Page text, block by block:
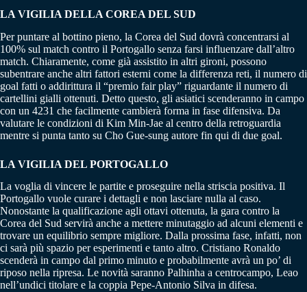
LA VIGILIA DELLA COREA DEL SUD
Per puntare al bottino pieno, la Corea del Sud dovrà concentrarsi al
100% sul match contro il Portogallo senza farsi influenzare dall’altro
match. Chiaramente, come già assistito in altri gironi, possono
subentrare anche altri fattori esterni come la differenza reti, il numero di
goal fatti o addirittura il “premio fair play” riguardante il numero di
cartellini gialli ottenuti. Detto questo, gli asiatici scenderanno in campo
con un 4231 che facilmente cambierà forma in fase difensiva. Da
valutare le condizioni di Kim Min-Jae al centro della retroguardia
mentre si punta tanto su Cho Gue-sung autore fin qui di due goal.
LA VIGILIA DEL PORTOGALLO
La voglia di vincere le partite e proseguire nella striscia positiva. Il
Portogallo vuole curare i dettagli e non lasciare nulla al caso.
Nonostante la qualificazione agli ottavi ottenuta, la gara contro la
Corea del Sud servirà anche a mettere minutaggio ad alcuni elementi e
trovare un equilibrio sempre migliore. Dalla prossima fase, infatti, non
ci sarà più spazio per esperimenti e tanto altro. Cristiano Ronaldo
scenderà in campo dal primo minuto e probabilmente avrà un po’ di
riposo nella ripresa. Le novità saranno Palhinha a centrocampo, Leao
nell’undici titolare e la coppia Pepe-Antonio Silva in difesa.